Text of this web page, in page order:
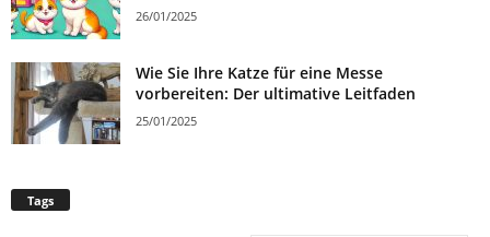
26/01/2025
Wie Sie Ihre Katze für eine Messe
vorbereiten: Der ultimative Leitfaden
25/01/2025
Tags